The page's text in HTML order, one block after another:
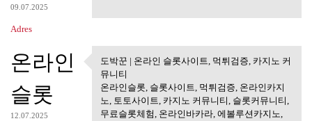
09.07.2025
Adres
온라인
슬롯
12.07.2025
도박꾼 | 온라인 슬롯사이트, 먹튀
검증, 카지노
도박꾼 | 온라인 슬롯사이트, 먹튀검증, 카지노 커
뮤니티
온라인슬롯, 슬롯사이트, 먹튀검증, 온라인카지
노, 토토사이트, 카지노 커뮤니티, 슬롯커뮤니티,
무료슬롯체험, 온라인바카라, 에볼루션카지노,